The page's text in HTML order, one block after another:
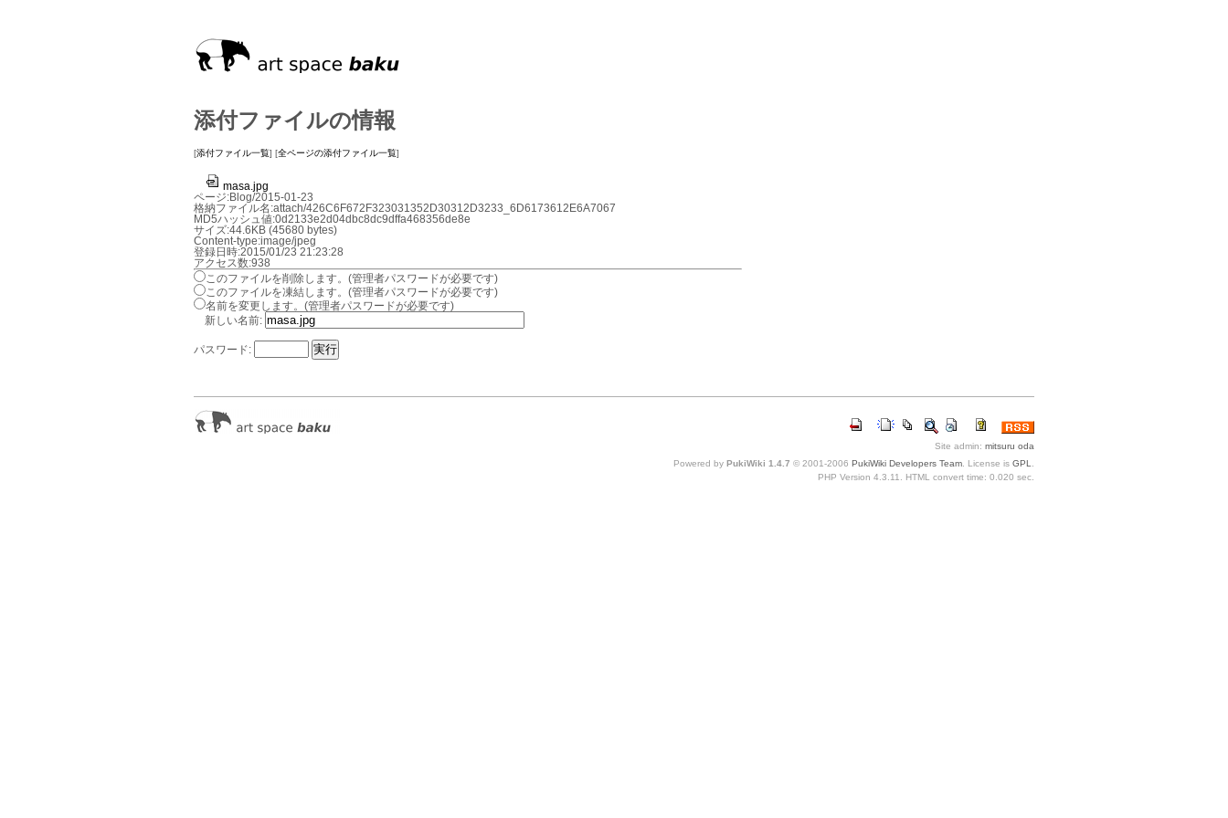
添付ファイルの情報
[添付ファイル一覧] [全ページの添付ファイル一覧]
masa.jpg
ページ:Blog/2015-01-23
格納ファイル名:attach/426C6F672F323031352D30312D3233_6D6173612E6A7067
MD5ハッシュ値:0d2133e2d04dbc8dc9dffa468356de8e
サイズ:44.6KB (45680 bytes)
Content-type:image/jpeg
登録日時:2015/01/23 21:23:28
アクセス数:938
このファイルを削除します。(管理者パスワードが必要です)
このファイルを凍結します。(管理者パスワードが必要です)
名前を変更します。(管理者パスワードが必要です)
新しい名前:
パスワード:
Site admin: mitsuru oda
Powered by PukiWiki 1.4.7 © 2001-2006 PukiWiki Developers Team . License is GPL
PHP Version 4.3.11. HTML convert time: 0.020 sec.